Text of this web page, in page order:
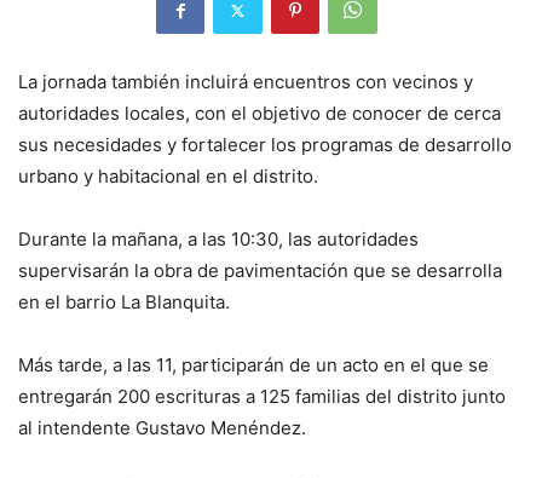
La jornada también incluirá encuentros con vecinos y
autoridades locales, con el objetivo de conocer de cerca
sus necesidades y fortalecer los programas de desarrollo
urbano y habitacional en el distrito.
Durante la mañana, a las 10:30, las autoridades
supervisarán la obra de pavimentación que se desarrolla
en el barrio La Blanquita.
Más tarde, a las 11, participarán de un acto en el que se
entregarán 200 escrituras a 125 familias del distrito junto
al intendente Gustavo Menéndez.